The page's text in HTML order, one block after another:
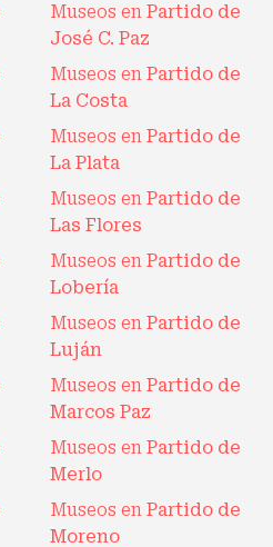
Museos en Partido de
José C. Paz
Museos en Partido de
La Costa
Museos en Partido de
La Plata
Museos en Partido de
Las Flores
Museos en Partido de
Lobería
Museos en Partido de
Luján
Museos en Partido de
Marcos Paz
Museos en Partido de
Merlo
Museos en Partido de
Moreno